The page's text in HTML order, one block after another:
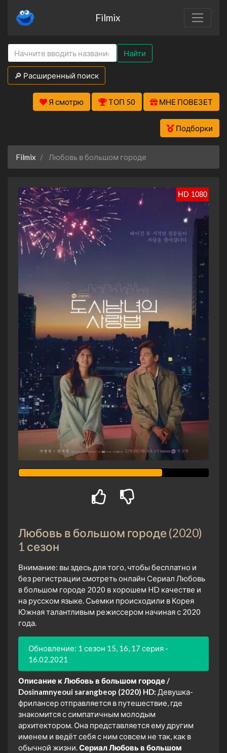
Filmix
Найти
🔎 Расширенный поиск
Я смотрю ТОП 50 МНЕ ПОВЕЗЕТ
Подборки
Filmix Любовь в большом городе
HD 1080
Любовь в большом городе (2020)
1 сезон
Внимание: вы здесь для того, чтобы бесплатно и
без регистрации смотреть онлайн Сериал Любовь
в большом городе 2020 в хорошем HD качестве и
на русском языке. Сьемки происходили в Корея
Южная талантливым режиссером начиная с 2020
года.
Обновление: 1 сезон 15, 16, 17 серия -
16.02.2021
Описание к Любовь в большом городе /
Dosinamnyeoui sarangbeop (2020) HD: Девушка-
фрилансер отправляется в путешествие, где
знакомится с симпатичным молодым
архитектором. Она представляется ему другим
именем и ведёт себя с ним совсем не так, как в
обычной жизни.Сериал Любовь в большом